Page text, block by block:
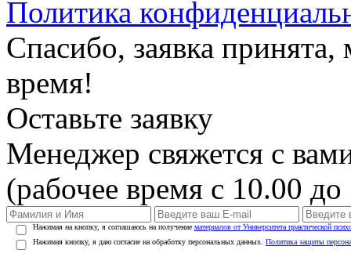
Политика
Спасибо, заявка
время!
Оставьте заявку
Менеджер свяжется с
(рабочее время с 10.00
Нажимая на кнопку, я соглашаюсь на получение материалов от Университета практической
Нажимая кнопку, я даю согласие на обработку персональных данных. Политика защиты